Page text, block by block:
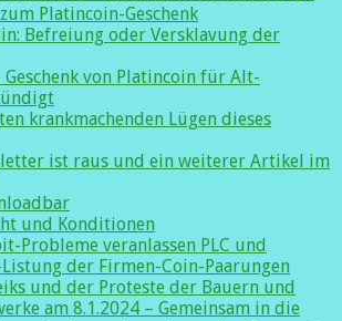
Platincoin-Geschenk
Befreiung oder Versklavung der
von Platincoin für Alt-
krankmachenden Lügen dieses
ist raus und ein weiterer Artikel im
und Konditionen
Probleme veranlassen PLC und
Listung der Firmen-Coin-Paarungen
und der Proteste der Bauern und
am 8.1.2024 – Gemeinsam in die